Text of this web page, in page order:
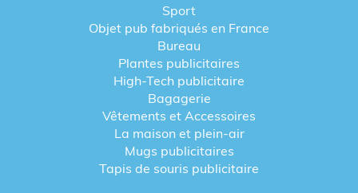
Sport
Objet pub fabriqués en France
Bureau
Plantes publicitaires
High-Tech publicitaire
Bagagerie
Vêtements et Accessoires
La maison et plein-air
Mugs publicitaires
Tapis de souris publicitaire